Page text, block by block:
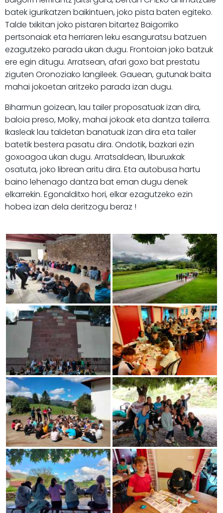
batek igurikatzen baikintuen, joko pista baten egiteko.
Talde txikitan joko pistaren bitartez Baigorriko
pertsonaiak eta herriaren leku esanguratsu batzuen
ezagutzeko parada ukan dugu. Frontoian joko batzuk
ere egin ditugu. Arratsean, afari goxo bat prestatu
ziguten Oronoziako langileek. Gauean, gutunak baita
mahai jokoetan aritzeko parada izan dugu.
Biharmun goizean, lau tailer proposatuak izan dira,
baloia preso, Molky, mahai jokoak eta dantza tailerra.
Ikasleak lau taldetan banatuak izan dira eta tailer
batetik bestera pasatu dira. Ondotik, bazkari ezin
goxoagoa ukan dugu. Arratsaldean, liburuxkak
osatuta, joko librean aritu dira. Eta autobusa hartu
baino lehenago dantza bat eman dugu denek
elkarrekin. Egonalditxo hori, elkar ezagutzeko ezin
hobea izan dela deritzogu beraz !